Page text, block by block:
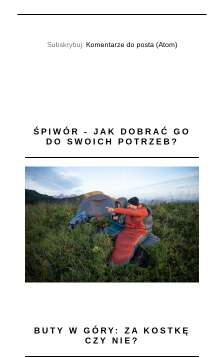
Subskrybuj: Komentarze do posta (Atom)
ŚPIWÓR - JAK DOBRAĆ GO
DO SWOICH POTRZEB?
BUTY W GÓRY: ZA KOSTKĘ
CZY NIE?